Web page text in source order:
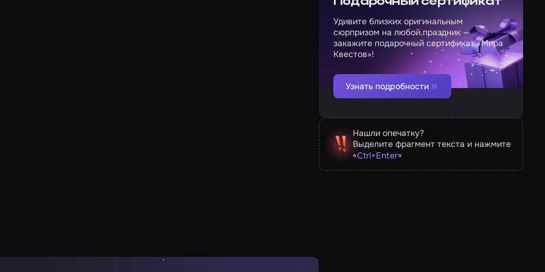
Удивите близких оригинальным
сюрпризом на любой праздник —
закажите подарочный сертификат «Мира
Квестов»!
Узнать подробности
Нашли опечатку?
Выделите фрагмент текста и нажмите
«Ctrl+Enter»